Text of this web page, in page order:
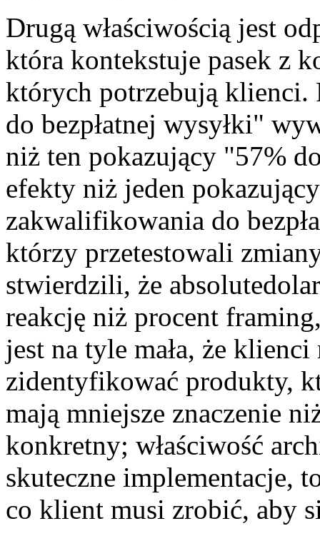
Drugą właściwością jest
która kontekstuje pasek z
których potrzebują klienci.
do bezpłatnej wysyłki"
niż ten pokazujący "57%
efekty niż jeden
zakwalifikowania do
którzy przetestowali
stwierdzili, że
reakcję niż procent
jest na tyle mała, że
zidentyfikować produkty,
mają mniejsze znaczenie
konkretny; właściwość
skuteczne implementacje,
co klient musi zrobić, aby